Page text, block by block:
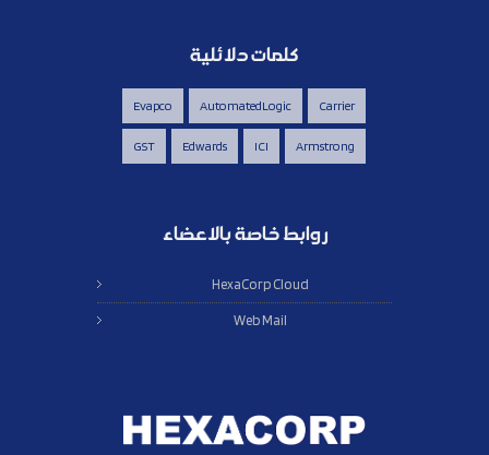
كلمات دلائلية
Carrier
AutomatedLogic
Evapco
Armstrong
ICI
Edwards
GST
روابط خاصة بالاعضاء
HexaCorp Cloud
Web Mail